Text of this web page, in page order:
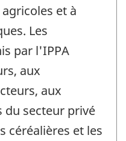
et à
Les
par l'IPPA
aux
aux
du secteur privé
céréalières et les